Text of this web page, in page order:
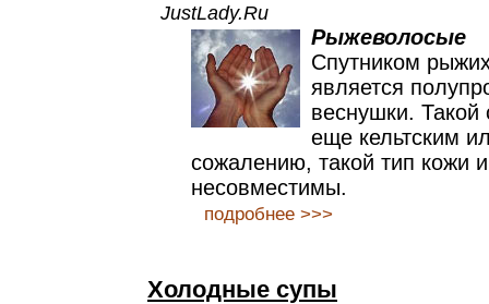
JustLady.Ru
Рыжеволосые
Спутником
является
веснушки. Такой
еще кельтским
сожалению, такой тип кожи
несовместимы.
подробнее >>>
Холодные супы